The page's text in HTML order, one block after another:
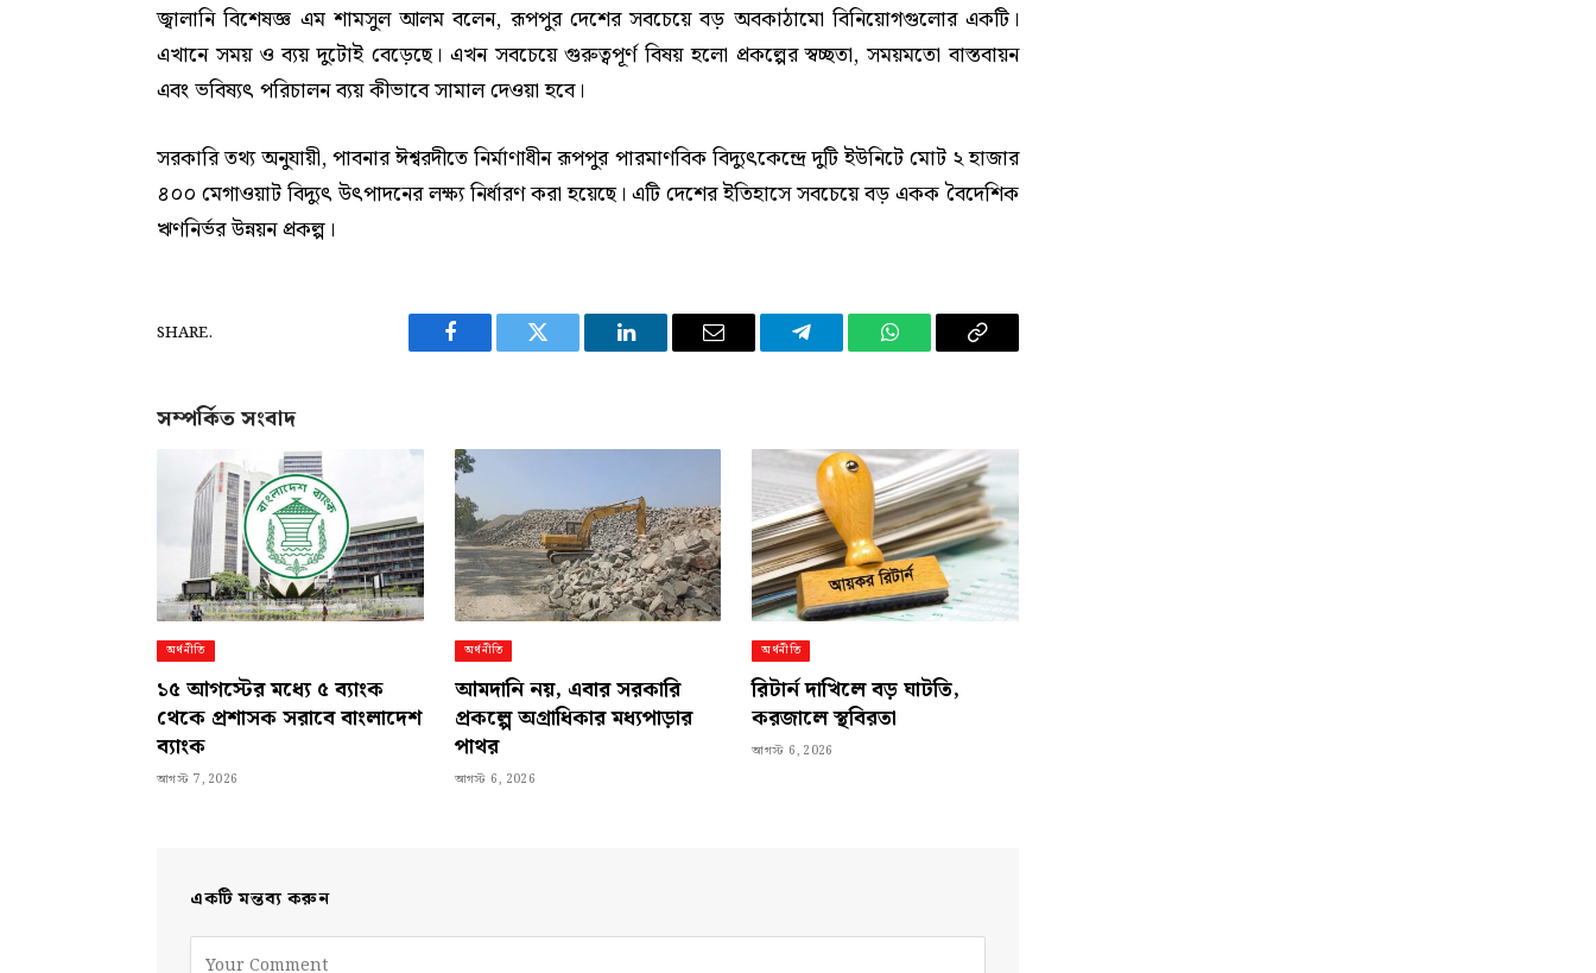
জ্বালানি বিশেষজ্ঞ এম শামসুল আলম বলেন, রূপপুর দেশের সবচেয়ে বড় অবকাঠামো বিনিয়োগগুলোর একটি।
এখানে সময় ও ব্যয় দুটোই বেড়েছে। এখন সবচেয়ে গুরুত্বপূর্ণ বিষয় হলো প্রকল্পের স্বচ্ছতা, সময়মতো বাস্তবায়ন
এবং ভবিষ্যৎ পরিচালন ব্যয় কীভাবে সামাল দেওয়া হবে।
সরকারি তথ্য অনুযায়ী, পাবনার ঈশ্বরদীতে নির্মাণাধীন রূপপুর পারমাণবিক বিদ্যুৎকেন্দ্রে দুটি ইউনিটে মোট ২ হাজার
৪০০ মেগাওয়াট বিদ্যুৎ উৎপাদনের লক্ষ্য নির্ধারণ করা হয়েছে। এটি দেশের ইতিহাসে সবচেয়ে বড় একক বৈদেশিক
ঋণনির্ভর উন্নয়ন প্রকল্প।
SHARE.
Facebook Twitter LinkedIn Email Telegram WhatsAppCopy
সম্পর্কিত সংবাদ
অর্থনীতি
১৫ আগস্টের মধ্যে ৫ ব্যাংক
থেকে প্রশাসক সরাবে বাংলাদেশ
ব্যাংক
আগস্ট 7, 2026
অর্থনীতি
আমদানি নয়, এবার সরকারি
প্রকল্পে অগ্রাধিকার মধ্যপাড়ার
পাথর
আগস্ট 6, 2026
অর্থনীতি
রিটার্ন দাখিলে বড় ঘাটতি,
করজালে স্থবিরতা
আগস্ট 6, 2026
একটি মন্তব্য করুন